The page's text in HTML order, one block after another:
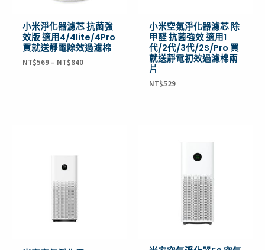
小米淨化器濾芯 抗菌強
效版 適用4/4lite/4Pro
買就送靜電除效過濾棉
NT$569– NT$840
小米空氣淨化器濾芯 除
甲醛 抗菌強效 適用1
代/2代/3代/2S/Pro 買
就送靜電初效過濾棉兩
片
NT$529
NT$8,148。
格：